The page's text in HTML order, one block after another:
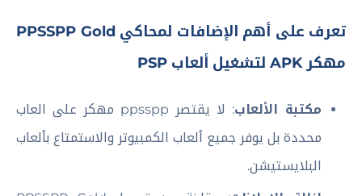
تعرف على أهم الإضافات لمحاكي PPSSPP Gold
مهكر APK لتشغيل ألعاب PSP
مكتبة الألعاب
: لا يقتصر ppsspp مهكر على العاب
محددة بل يوفر جميع ألعاب الكمبيوتر والاستمتاع بألعاب
البلايستيشن.